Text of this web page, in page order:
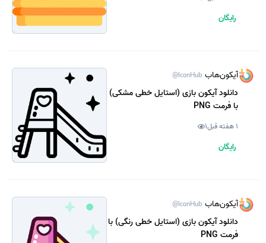
رایگان
آیکون‌هاب @IconHub
دانلود آیکون بازی (استایل خطی مشکی)
با فرمت PNG
1 هفته قبل 1
رایگان
آیکون‌هاب @IconHub
دانلود آیکون بازی (استایل خطی رنگی) با
فرمت PNG